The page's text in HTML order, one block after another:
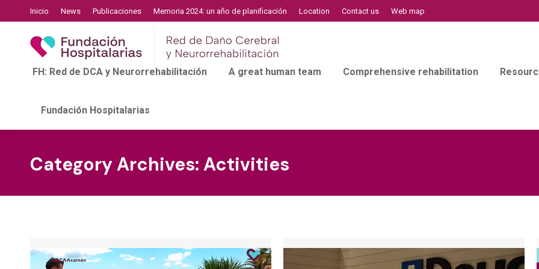
Inicio News Publicaciones Memoria 2024: un año de planificación Location Contact us Web map
FH: Red de DCA y Neurorrehabilitación A great human team Comprehensive rehabilitation
Fundación Hospitalarias
Category Archives: Activities